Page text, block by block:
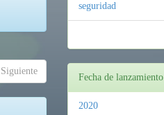
Siguiente
seguridad
Fecha de lanzamiento
2020